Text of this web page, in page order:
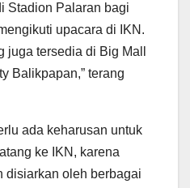
Stadion Palaran bagi
upacara di IKN.
juga tersedia di Big Mall
Balikpapan,” terang
ada keharusan untuk
ke IKN, karena
disiarkan oleh berbagai